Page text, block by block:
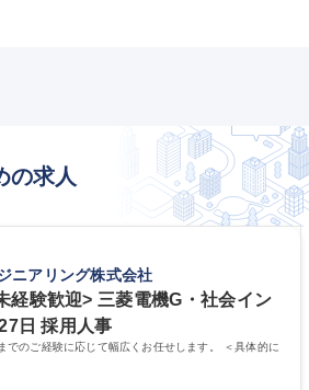
の求人
ニアリング株式会社
経験歓迎> 三菱電機G・社会イン
日 採用人事
でのご経験に応じて幅広くお任せします。 ＜具体的に